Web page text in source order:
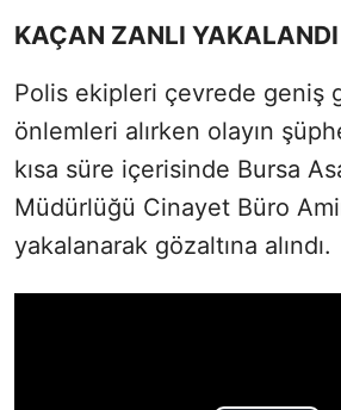
KAÇAN ZANLI YAKALANDI
Polis ekipleri çevrede geniş
önlemleri alırken olayın
kısa süre içerisinde Bursa
Müdürlüğü Cinayet Büro
yakalanarak gözaltına alındı.